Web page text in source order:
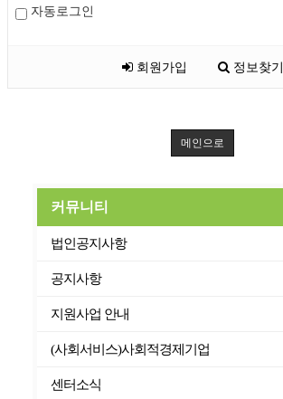
자동로그인
회원가입 정보찾기
메인으로
커뮤니티
법인공지사항
공지사항
지원사업 안내
(사회서비스)사회적경제기업
센터소식